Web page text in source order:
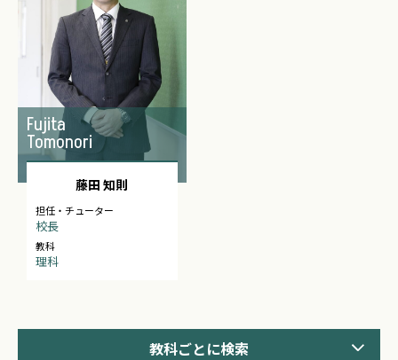
Fujita
Tomonori
藤田 知則
担任・チューター
校長
教科
理科
教科ごとに検索